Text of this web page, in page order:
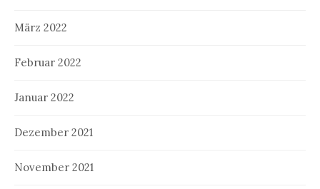
März 2022
Februar 2022
Januar 2022
Dezember 2021
November 2021